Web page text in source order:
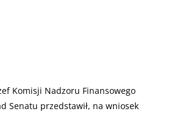
Komisji Nadzoru Finansowego
Senatu przedstawił, na wniosek